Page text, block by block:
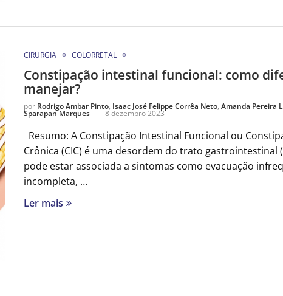
CIRURGIA COLORRETAL
Constipação intestinal funcional: como
manejar?
por Rodrigo Ambar Pinto, Isaac José Felippe Corrêa Neto, Amanda Pereira
Sparapan Marques 8 dezembro 2023
Resumo: A Constipação Intestinal Funcional ou
Crônica (CIC) é uma desordem do trato gastrointestinal
pode estar associada a sintomas como evacuação
incompleta, …
Ler mais